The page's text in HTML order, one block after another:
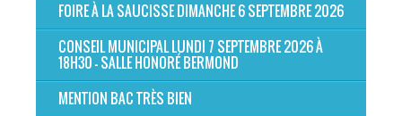
FOIRE À LA SAUCISSE DIMANCHE 6 SEPTEMBRE 2026
CONSEIL MUNICIPAL LUNDI 7 SEPTEMBRE 2026 À
18H30 - SALLE HONORÉ BERMOND
MENTION BAC TRÈS BIEN